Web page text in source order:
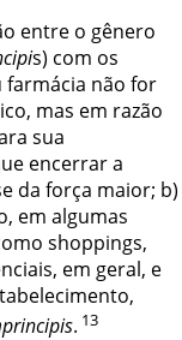
entre o gênero
s) com os
farmácia não for
mas em razão
sua
encerrar a
da força maior; b)
em algumas
shoppings,
em geral, e
. 13